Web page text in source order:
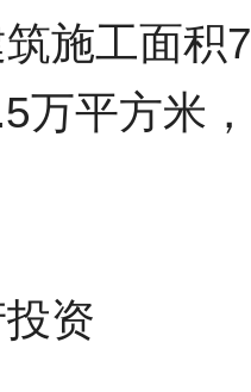
施工面积
万平方米
资